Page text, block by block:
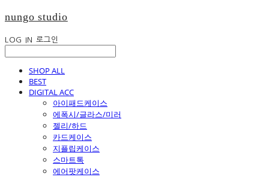
nungo studio
LOG IN 로그인
SHOP ALL
BEST
DIGITAL ACC
아이패드케이스
에폭시/글라스/미러
젤리/하드
카드케이스
지플립케이스
스마트톡
에어팟케이스